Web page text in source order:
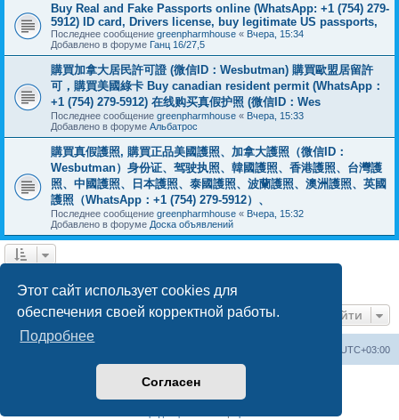
Этот сайт использует cookies для
обеспечения своей корректной работы.
Подробнее
Согласен
Buy Real and Fake Passports online (WhatsApp: +1 (754) 279-
5912) ID card, Drivers license, buy legitimate US passports,
Последнее сообщение greenpharmhouse « Вчера, 15:34
Добавлено в форуме Ганц 16/27,5
購買加拿大居民許可證 (微信ID：Wesbutman) 購買歐盟居留許
可，購買美國綠卡 Buy canadian resident permit (WhatsApp：
+1 (754) 279-5912) 在线购买真假护照 (微信ID：Wes
Последнее сообщение greenpharmhouse « Вчера, 15:33
Добавлено в форуме Альбатрос
購買真假護照, 購買正品美國護照、加拿大護照（微信ID：
Wesbutman）身份证、驾驶执照、韓國護照、香港護照、台灣護
照、中國護照、日本護照、泰國護照、波蘭護照、澳洲護照、英國
護照（WhatsApp：+1 (754) 279-5912）、
Последнее сообщение greenpharmhouse « Вчера, 15:32
Добавлено в форуме Доска объявлений
Перейти
UTC+03:00
Создано на основеphpBB® Forum Software © phpBB Limited
Русская поддержка phpBB